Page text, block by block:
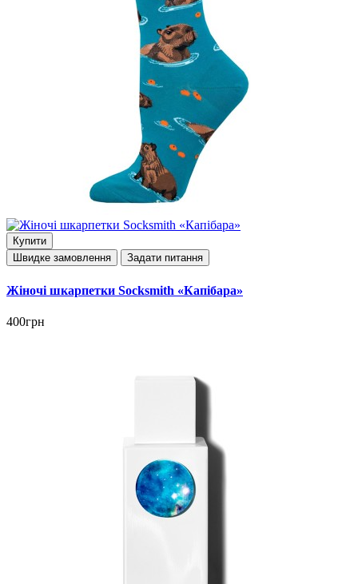
Купити
Швидке замовлення
Задати питання
Жіночі шкарпетки Socksmith «Капібара»
400грн